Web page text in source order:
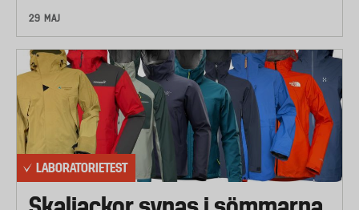
29 MAJ
LABORATORIETEST